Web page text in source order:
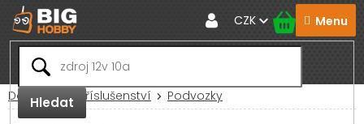
Přejít
na
obsah
Hledat
CZK
Domů RC Příslušenství Podvozky